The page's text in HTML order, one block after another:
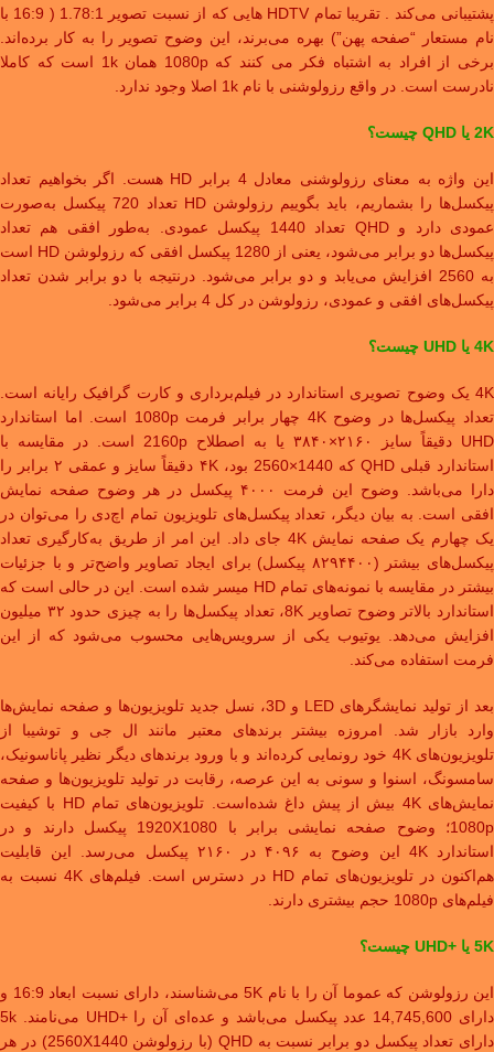
پشتیبانی می‌کند . تقریبا تمام HDTV‌ هایی که از نسبت تصویر 1.78:1 ( 16:9 با
نام مستعار “صفحه پهن”) بهره می‌برند، این وضوح تصویر را به کار برده‌اند.
برخی از افراد به اشتباه فکر می کنند که 1080p همان 1k است که کاملا
نادرست است. در واقع رزولوشنی با نام 1k اصلا وجود ندارد.
2K یا QHD چیست؟
این واژه به معنای رزولوشنی معادل 4 برابر HD هست. اگر بخواهیم تعداد
پیکسل‌ها را بشماریم، باید بگوییم رزولوشن HD تعداد 720 پیکسل به‌صورت
عمودی دارد و QHD تعداد 1440 پیکسل عمودی. به‌طور افقی هم تعداد
پیکسل‌ها دو برابر می‌شود، یعنی از 1280 پیکسل افقی که رزولوشن HD است
به 2560 افزایش می‌یابد و دو برابر می‌شود. درنتیجه با دو برابر شدن تعداد
پیکسل‌های افقی و عمودی، رزولوشن در کل 4 برابر می‌شود.
4K یا UHD چیست؟
4K یک وضوح تصویری استاندارد در فیلم‌برداری و کارت گرافیک رایانه است.
تعداد پیکسل‌ها در وضوح 4K چهار برابر فرمت 1080p است. اما استاندارد
UHD دقیقاً سایز ۲۱۶۰×۳۸۴۰ یا به اصطلاح 2160p است. در مقایسه با
استاندارد قبلی QHD که 1440×2560 بود، ۴K دقیقاً سایز و عمقی ۲ برابر را
دارا می‌باشد. وضوح این فرمت ۴۰۰۰ پیکسل در هر وضوح صفحه نمایش
افقی است. به بیان دیگر، تعداد پیکسل‌های تلویزیون تمام اچ‌دی را می‌توان در
یک چهارم یک صفحه نمایش 4K جای داد. این امر از طریق به‌کارگیری تعداد
پیکسل‌های بیشتر (۸۲۹۴۴۰۰ پیکسل) برای ایجاد تصاویر واضح‌تر و با جزئیات
بیشتر در مقایسه با نمونه‌های تمام HD میسر شده‌ است. این در حالی است که
استاندارد بالاتر وضوح تصاویر 8K، تعداد پیکسل‌ها را به چیزی حدود ۳۲ میلیون
افزایش می‌دهد. یوتیوب یکی از سرویس‌هایی محسوب می‌شود که از این
فرمت استفاده می‌کند.
بعد از تولید نمایشگرهای LED و 3D، نسل جدید تلویزیون‌ها و صفحه نمایش‌ها
وارد بازار شد. امروزه بیشتر برندهای معتبر مانند ال جی و توشیبا از
تلویزیون‌های 4K خود رونمایی کرده‌اند و با ورود برندهای دیگر نظیر پاناسونیک،
سامسونگ، اسنوا و سونی به این عرصه، رقابت در تولید تلویزیون‌ها و صفحه
نمایش‌های 4K بیش از پیش داغ شده‌است. تلویزیون‌های تمام HD با کیفیت
1080p؛ وضوح صفحه نمایشی برابر با 1920X1080 پیکسل دارند و در
استاندارد 4K این وضوح به ۴۰۹۶ در ۲۱۶۰ پیکسل می‌رسد. این قابلیت
هم‌اکنون در تلویزیون‌های تمام HD در دسترس است. فیلم‌های 4K نسبت به
فیلم‌های 1080p حجم بیشتری دارند.
5K یا +UHD چیست؟
این رزولوشن که عموما آن را با نام 5K می‌شناسند، دارای نسبت ابعاد 16:9 و
دارای 14,745,600 عدد پیکسل می‌باشد و عده‌ای آن را +UHD می‌نامند. 5k
دارای تعداد پیکسل دو برابر نسبت به QHD (با رزولوشن 2560X1440) در هر